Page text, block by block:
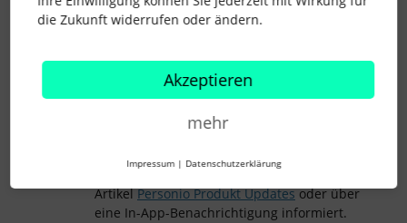
Ich kann verstehen, dass dies mit einem
Dein Feedback und Vorschläge direkt in
Deinem Personio-Account über die Funktion
Feedback kommt dadurch direkt bei den
Über Produktneuerung wirst Du in unserem
ArtikelPersonio Produkt Updatesoder über
eine In-App-Benachrichtigung informiert.
die Zukunft widerrufen oder ändern.
Akzeptieren
mehr
Impressum | Datenschutzerklärung